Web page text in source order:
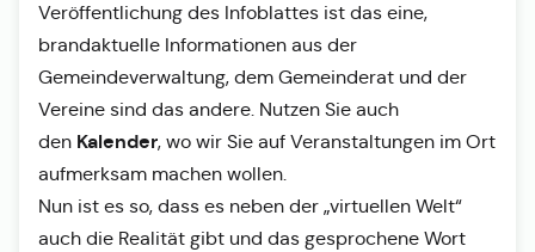
Veröffentlichung des Infoblattes ist das eine,
brandaktuelle Informationen aus der
Gemeindeverwaltung, dem Gemeinderat und der
Vereine sind das andere. Nutzen Sie auch
den Kalender, wo wir Sie auf Veranstaltungen im Ort
aufmerksam machen wollen.
Nun ist es so, dass es neben der „virtuellen Welt“
auch die Realität gibt und das gesprochene Wort